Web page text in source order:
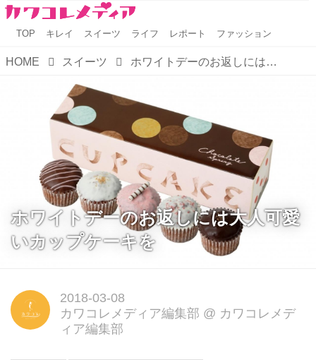
TOP キレイ スイーツ ライフ レポート ファッション
HOME スイーツ ホワイトデーのお返しには大人可愛いカップケーキを
ホワイトデーのお返しには大人可愛
いカップケーキを
2018-03-08
カワコレメディア編集部 @ カワコレメデ
ィア編集部